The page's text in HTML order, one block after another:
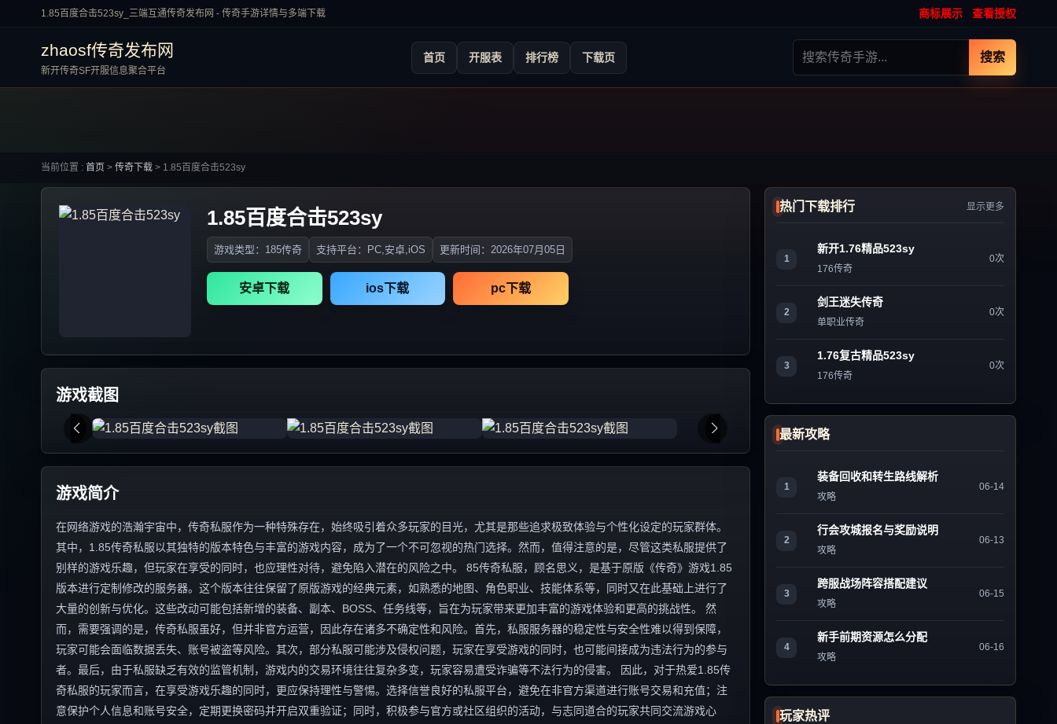
1.85百度合击523sy_三端互通传奇发布网 - 传奇手游详情与多端下载 商标展示 查看授权
zhaosf传奇发布网
新开传奇SF开服信息聚合平台
首页 开服表 排行榜 下载页 搜索
当前位置 : 首页 > 传奇下载 > 1.85百度合击523sy
1.85百度合击523sy
游戏类型：185传奇 支持平台：PC,安卓,iOS 更新时间：2026年07月05日
安卓下载 ios下载 pc下载
游戏截图
游戏简介
在网络游戏的浩瀚宇宙中，传奇私服作为一种特殊存在，始终吸引着众多玩家的目光，尤其是那些追求极致体验与个性化设定的玩家群体。
其中，1.85传奇私服以其独特的版本特色与丰富的游戏内容，成为了一个不可忽视的热门选择。然而，值得注意的是，尽管这类私服提供了
别样的游戏乐趣，但玩家在享受的同时，也应理性对待，避免陷入潜在的风险之中。 85传奇私服，顾名思义，是基于原版《传奇》游戏1.85
版本进行定制修改的服务器。这个版本往往保留了原版游戏的经典元素，如熟悉的地图、角色职业、技能体系等，同时又在此基础上进行了
大量的创新与优化。这些改动可能包括新增的装备、副本、BOSS、任务线等，旨在为玩家带来更加丰富的游戏体验和更高的挑战性。 然
而，需要强调的是，传奇私服虽好，但并非官方运营，因此存在诸多不确定性和风险。首先，私服服务器的稳定性与安全性难以得到保障，
玩家可能会面临数据丢失、账号被盗等风险。其次，部分私服可能涉及侵权问题，玩家在享受游戏的同时，也可能间接成为违法行为的参与
者。最后，由于私服缺乏有效的监管机制，游戏内的交易环境往往复杂多变，玩家容易遭受诈骗等不法行为的侵害。 因此，对于热爱1.85传
奇私服的玩家而言，在享受游戏乐趣的同时，更应保持理性与警惕。选择信誉良好的私服平台，避免在非官方渠道进行账号交易和充值；注
意保护个人信息和账号安全，定期更换密码并开启双重验证；同时，积极参与官方或社区组织的活动，与志同道合的玩家共同交流游戏心
热门下载排行 显示更多
1
新开1.76精品523sy
176传奇
0次
2
剑王迷失传奇
单职业传奇
0次
3
1.76复古精品523sy
176传奇
0次
最新攻略
1
装备回收和转生路线解析
攻略
06-14
2
行会攻城报名与奖励说明
攻略
06-13
3
跨服战场阵容搭配建议
攻略
06-15
4
新手前期资源怎么分配
攻略
06-16
玩家热评